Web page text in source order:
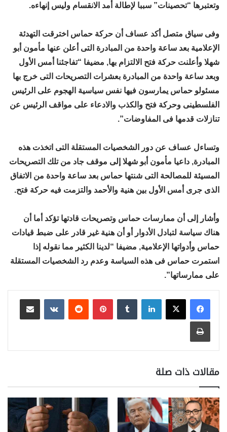
وتعتبرها “تحصينات” سببا لإطالة أمد الانقسام وليس إنهاءه.
وفى سياق متصل أكد عساف أن حركة حماس اخترقت التهدئة
الإعلامية بعد ساعة واحدة من المبادرة التى أعلن عنها مأمون أبو
شهلا وأعلنت حركة فتح الالتزام بها, مضيفا “تفاجئنا أمس الأول
وبعد ساعة واحدة من المبادرة بعشرات التصريحات التى خرج بها
مسئولو حماس يمارسون فيها نفس سياسية الهجوم على الرئيس
الفلسطينى وحركة فتح والكذب والادعاء على مواقف الرئيس عن
تنازلات قدمها فى المفاوضات”.
وتساءل عساف عن دور الشخصيات المستقلة التى اتخذت هذه
المبادرة, داعيا مأمون أبو شهلا إلى موقف جاد من تلك التصريحات
المسيئة للمصالحة التى شنتها حماس بعد ساعة واحدة من الاتفاق
الذى جرى أمس الأول بين هنية والأحمد والتزمت فيه حركة فتح.
وأشار إلى أن ممارسات حماس وتصريحات قادتها تؤكد أما أن
هناك سياسة لتبادل الأدوار أو أن هنية غير قادر على ضبط قيادات
حماس وأدواتها الإعلامية, مضيفا “لدينا الكثير مما نقوله إذا
استمرت حماس فى هذه السياسة وعدم رد الشخصيات المستقلة
على ممارساتها”.
لينكدإن بينتيريست
مشاركة عبر البريد
طباعة
مقالات ذات صلة